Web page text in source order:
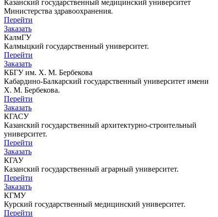
Казанский государственный медицинский университет
Министерства здравоохранения.
Перейти
Заказать
КалмГУ
Калмыцкий государственный университет.
Перейти
Заказать
КБГУ им. Х. М. Бербекова
Кабардино-Балкарский государственный университет имени
Х. М. Бербекова.
Перейти
Заказать
КГАСУ
Казанский государственный архитектурно-строительный
университет.
Перейти
Заказать
КГАУ
Казанский государственный аграрный университет.
Перейти
Заказать
КГМУ
Курский государственный медицинский университет.
Перейти